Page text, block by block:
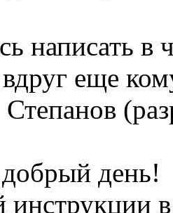
написать в
еще
день!